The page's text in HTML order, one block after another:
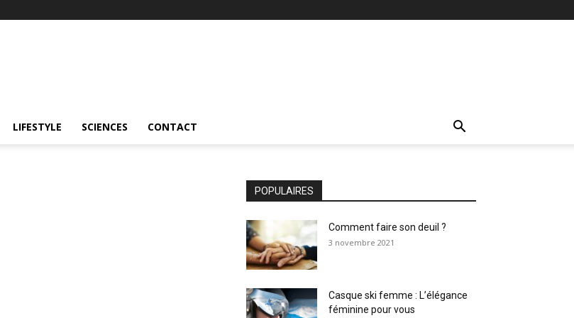
LIFESTYLE SCIENCES CONTACT
POPULAIRES
Comment faire son deuil ?
3 novembre 2021
Casque ski femme : L’élégance
féminine pour vous